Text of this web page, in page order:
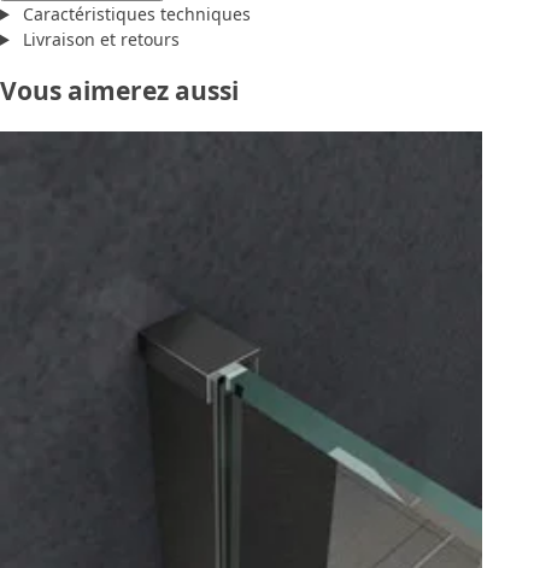
Caractéristiques techniques
Livraison et retours
Vous aimerez aussi